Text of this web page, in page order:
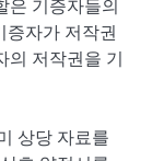
은 기증자들의
증자가 저작권
의 저작권을 기
상당 자료를